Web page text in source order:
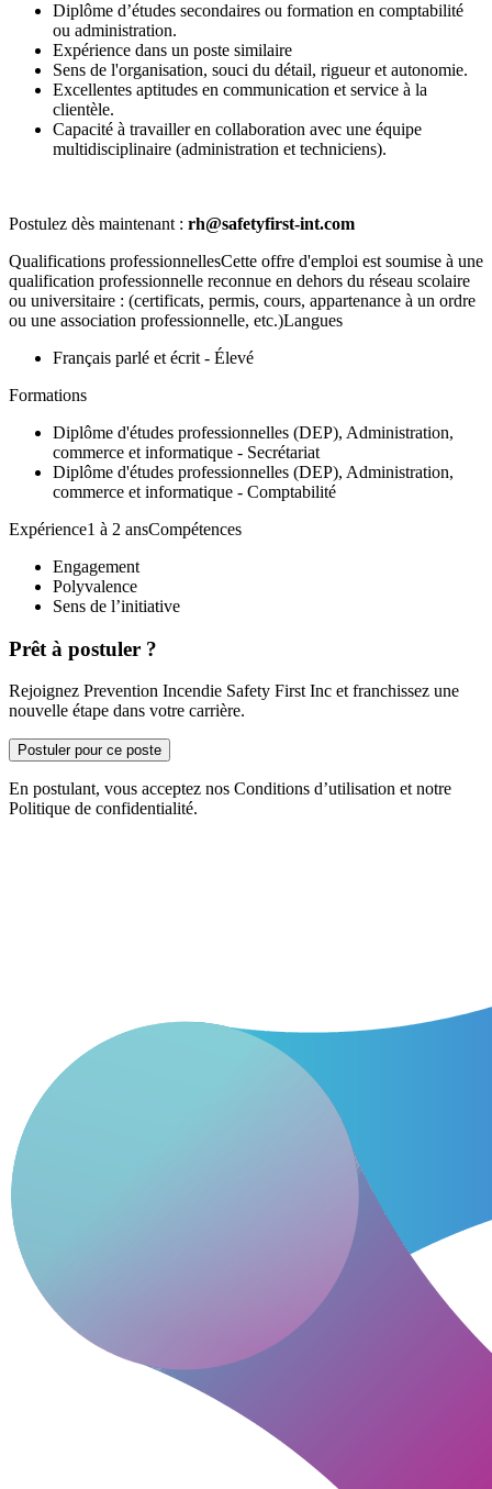
Diplôme d’études secondaires ou formation en comptabilité
ou administration.
Expérience dans un poste similaire
Sens de l'organisation, souci du détail, rigueur et autonomie.
Excellentes aptitudes en communication et service à la
clientèle.
Capacité à travailler en collaboration avec une équipe
multidisciplinaire (administration et techniciens).
Postulez dès maintenant : rh@safetyfirst-int.com
Qualifications professionnellesCette offre d'emploi est soumise à une
qualification professionnelle reconnue en dehors du réseau scolaire
ou universitaire : (certificats, permis, cours, appartenance à un ordre
ou une association professionnelle, etc.)Langues
Français parlé et écrit - Élevé
Formations
Diplôme d'études professionnelles (DEP), Administration,
commerce et informatique - Secrétariat
Diplôme d'études professionnelles (DEP), Administration,
commerce et informatique - Comptabilité
Expérience1 à 2 ansCompétences
Engagement
Polyvalence
Sens de l’initiative
Prêt à postuler ?
Rejoignez Prevention Incendie Safety First Inc et franchissez une
nouvelle étape dans votre carrière.
Postuler pour ce poste
En postulant, vous acceptez nos Conditions d’utilisation et notre
Politique de confidentialité.